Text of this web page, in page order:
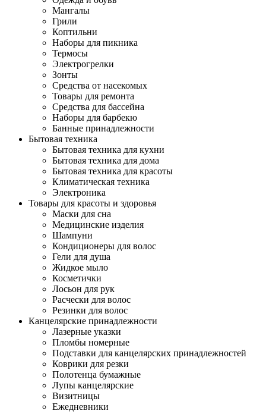
Мангалы
Грили
Коптильни
Наборы для пикника
Термосы
Электрогрелки
Зонты
Средства от насекомых
Товары для ремонта
Средства для бассейна
Наборы для барбекю
Банные принадлежности
Бытовая техника
Бытовая техника для кухни
Бытовая техника для дома
Бытовая техника для красоты
Климатическая техника
Электроника
Товары для красоты и здоровья
Маски для сна
Медицинские изделия
Шампуни
Кондиционеры для волос
Гели для душа
Жидкое мыло
Косметички
Лосьон для рук
Расчески для волос
Резинки для волос
Канцелярские принадлежности
Лазерные указки
Пломбы номерные
Подставки для канцелярских принадлежностей
Коврики для резки
Полотенца бумажные
Лупы канцелярские
Визитницы
Ежедневники